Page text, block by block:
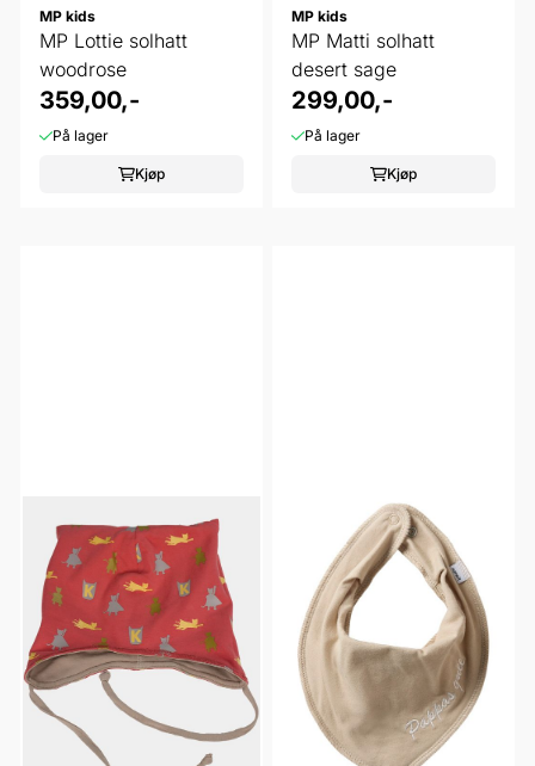
MP kids
MP Lottie solhatt
woodrose
359,00,-
På lager
Kjøp
MP kids
MP Matti solhatt
desert sage
299,00,-
På lager
Kjøp